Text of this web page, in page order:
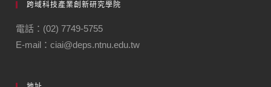
跨域科技產業創新研究學院
電話：(02) 7749-5755
E-mail：ciai@deps.ntnu.edu.tw